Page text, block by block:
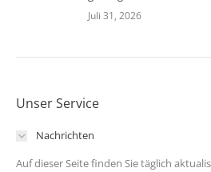
Juli 31, 2026
Unser Service
Nachrichten
Auf dieser Seite finden Sie täglich